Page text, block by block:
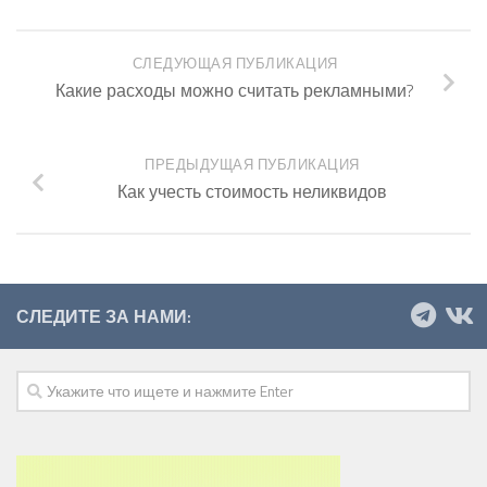
СЛЕДУЮЩАЯ ПУБЛИКАЦИЯ
Какие расходы можно считать рекламными?
ПРЕДЫДУЩАЯ ПУБЛИКАЦИЯ
Как учесть стоимость неликвидов
СЛЕДИТЕ ЗА НАМИ: